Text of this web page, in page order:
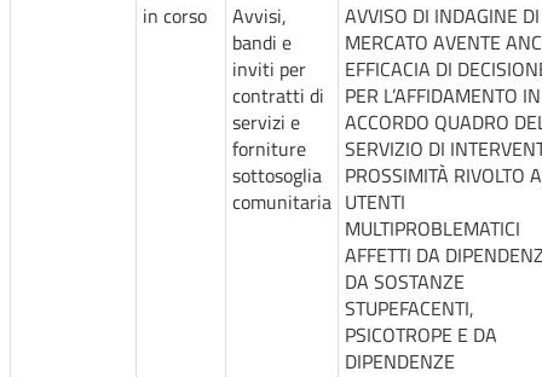
in corso
Avvisi,
bandi e
inviti per
contratti di
servizi e
forniture
sottosoglia
comunitaria
AVVISO DI INDAGINE DI
MERCATO AVENTE
EFFICACIA DI
PER L’AFFIDAMENTO IN
ACCORDO QUADRO
SERVIZIO DI
PROSSIMITÀ RIVOLTO
UTENTI
MULTIPROBLEMATICI
AFFETTI DA
DA SOSTANZE
STUPEFACENTI,
PSICOTROPE E DA
DIPENDENZE